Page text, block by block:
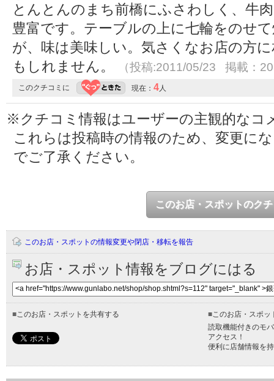
とんとんのまち前橋にふさわしく、牛
豊富です。テーブルの上に七輪をのせ
が、味は美味しい。気さくなお店の方
もしれません。
（投稿:2011/05/23 掲載：
このクチコミに 現在： 4 人
※クチコミ情報はユーザーの主観的なコ
これらは投稿時の情報のため、変更に
でご了承ください。
このお店・スポットのク
このお店・スポットの情報変更や閉店・移転を報告
お店・スポット情報をブログにはる
■ このお店・スポットを共有する ■ このお店・スポ
読取機能付きのモ
アクセス！
便利に店舗情報を